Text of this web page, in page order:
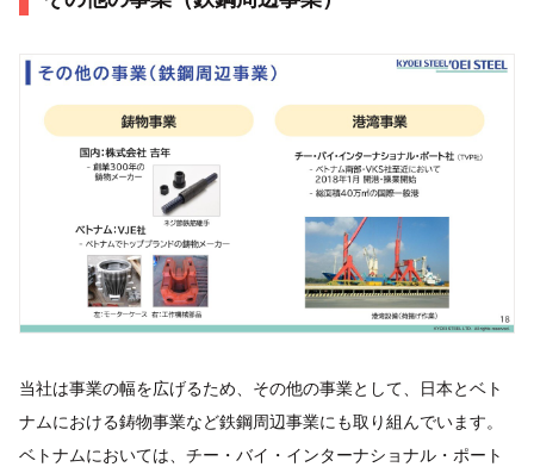
当社は事業の幅を広げるため、その他の事業として、日本とベト
ナムにおける鋳物事業など鉄鋼周辺事業にも取り組んでいます。
ベトナムにおいては、チー・バイ・インターナショナル・ポート